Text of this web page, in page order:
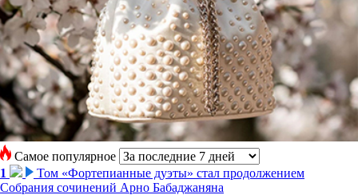
Самое популярное
1
Том «Фортепианные дуэты» стал продолжением
Собрания сочинений Арно Бабаджаняна